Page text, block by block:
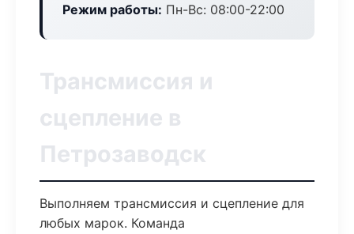
Режим работы: Пн-Вс: 08:00-22:00
Трансмиссия и
сцепление в
Петрозаводск
Выполняем трансмиссия и сцепление для
любых марок. Команда